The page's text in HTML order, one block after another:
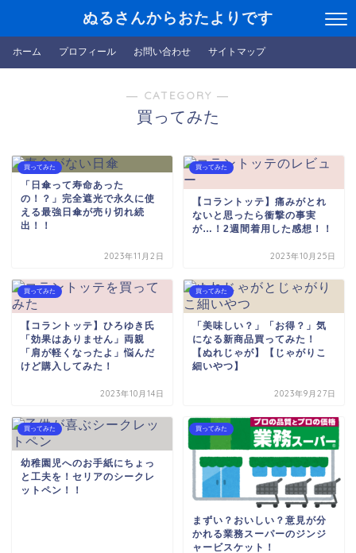
ぬるさんからおたよりです
ホーム プロフィール お問い合わせ サイトマップ
― CATEGORY ―
買ってみた
買ってみた
「日傘って寿命あった
の！？」完全遮光で永久に使
える最強日傘が売り切れ続
出！！
2023年11月2日
買ってみた
【コラントッテ】痛みがとれ
ないと思ったら衝撃の事実
が…！2週間着用した感想！！
2023年10月25日
買ってみた
【コラントッテ】ひろゆき氏
「効果はありません」両親
「肩が軽くなったよ」悩んだ
けど購入してみた！
2023年10月14日
買ってみた
「美味しい？」「お得？」気
になる新商品買ってみた！
【ぬれじゃが】【じゃがりこ
細いやつ】
2023年9月27日
買ってみた
幼稚園児へのお手紙にちょっ
と工夫を！セリアのシークレ
ットペン！！
買ってみた
まずい？おいしい？意見が分
かれる業務スーパーのジンジ
ャービスケット！